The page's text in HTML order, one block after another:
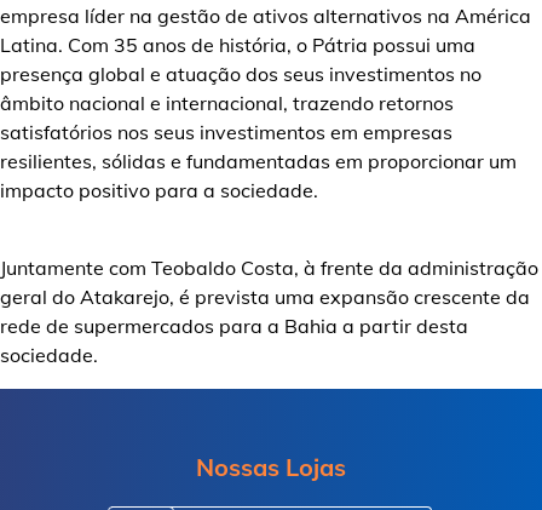
empresa líder na gestão de ativos alternativos na América
Latina. Com 35 anos de história, o Pátria possui uma
presença global e atuação dos seus investimentos no
âmbito nacional e internacional, trazendo retornos
satisfatórios nos seus investimentos em empresas
resilientes, sólidas e fundamentadas em proporcionar um
impacto positivo para a sociedade.
Juntamente com Teobaldo Costa, à frente da administração
geral do Atakarejo, é prevista uma expansão crescente da
rede de supermercados para a Bahia a partir desta
sociedade.
Nossas Lojas